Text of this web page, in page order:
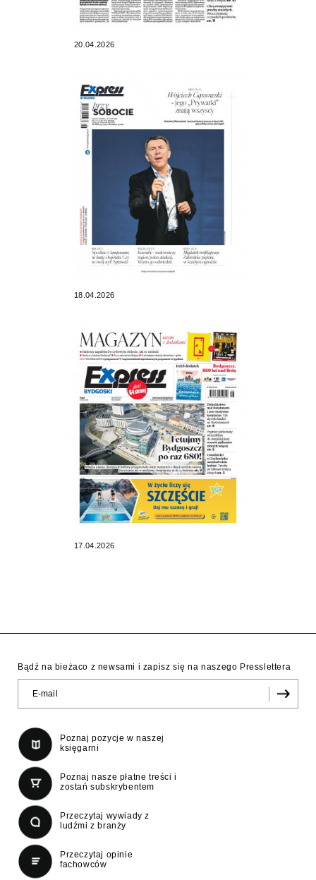
20.04.2026
18.04.2026
17.04.2026
Bądź na bieżaco z newsami i zapisz się na naszego Presslettera
Poznaj pozycje w naszej
księgarni
Poznaj nasze płatne treści i
zostań subskrybentem
Przeczytaj wywiady z
ludźmi z branży
Przeczytaj opinie
fachowców